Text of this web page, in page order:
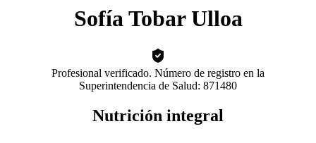
Sofía Tobar Ulloa
Profesional verificado. Número de registro en la
Superintendencia de Salud: 871480
Nutrición integral